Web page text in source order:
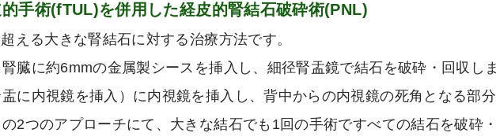
手術(fTUL)を併用した経皮的腎結石破砕術(PNL)
える大きな腎結石に対する治療方法です。
臓に約6mmの金属製シースを挿入し、細径腎盂鏡で結石を破砕・回収し
に内視鏡を挿入）に内視鏡を挿入し、背中からの内視鏡の死角となる部
の2つのアプローチにて、大きな結石でも1回の手術ですべての結石を破砕